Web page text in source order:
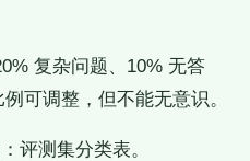
复杂问题、10% 无答
可调整，但不能无意识。
评测集分类表。